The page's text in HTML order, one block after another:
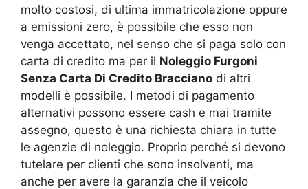
molto costosi, di ultima immatricolazione oppure
a emissioni zero, è possibile che esso non
venga accettato, nel senso che si paga solo con
carta di credito ma per il Noleggio Furgoni
Senza Carta Di Credito Bracciano di altri
modelli è possibile. I metodi di pagamento
alternativi possono essere cash e mai tramite
assegno, questo è una richiesta chiara in tutte
le agenzie di noleggio. Proprio perché si devono
tutelare per clienti che sono insolventi, ma
anche per avere la garanzia che il veicolo